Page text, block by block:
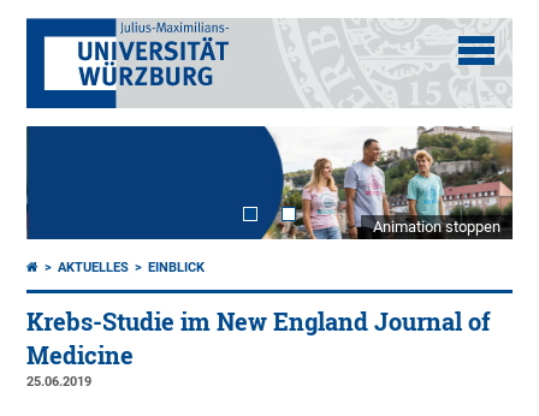
Animation stoppen
AKTUELLES EINBLICK
Krebs-Studie im New England Journal of
Medicine
25.06.2019